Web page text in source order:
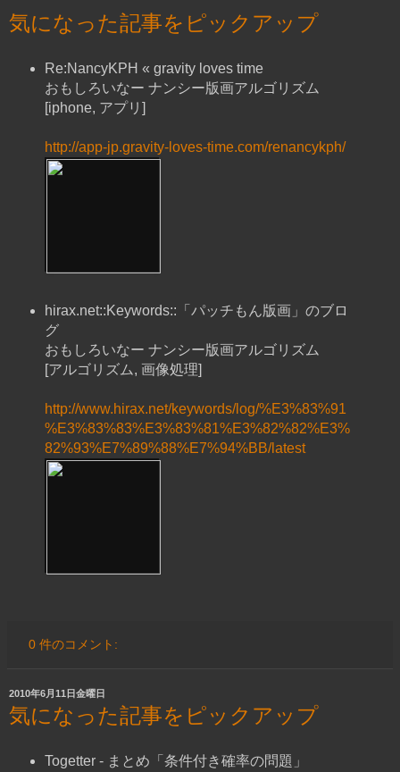
気になった記事をピックアップ
Re:NancyKPH « gravity loves time
おもしろいなー ナンシー版画アルゴリズム
[iphone, アプリ]
http://app-jp.gravity-loves-time.com/renancykph/
hirax.net::Keywords::「パッチもん版画」のブロ
グ
おもしろいなー ナンシー版画アルゴリズム
[アルゴリズム, 画像処理]
http://www.hirax.net/keywords/log/%E3%83%91
%E3%83%83%E3%83%81%E3%82%82%E3%
82%93%E7%89%88%E7%94%BB/latest
0 件のコメント:
2010年6月11日金曜日
気になった記事をピックアップ
Togetter - まとめ「条件付き確率の問題」